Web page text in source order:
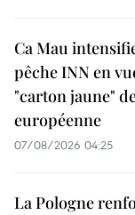
Ca Mau
pêche INN en
"carton jaune"
européenne
07/08/2026 04:25
La Pologne